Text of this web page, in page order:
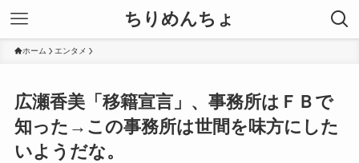
ちりめんちょ
ホーム エンタメ
広瀬香美「移籍宣言」、事務所はＦＢで
知った→この事務所は世間を味方にした
いようだな。